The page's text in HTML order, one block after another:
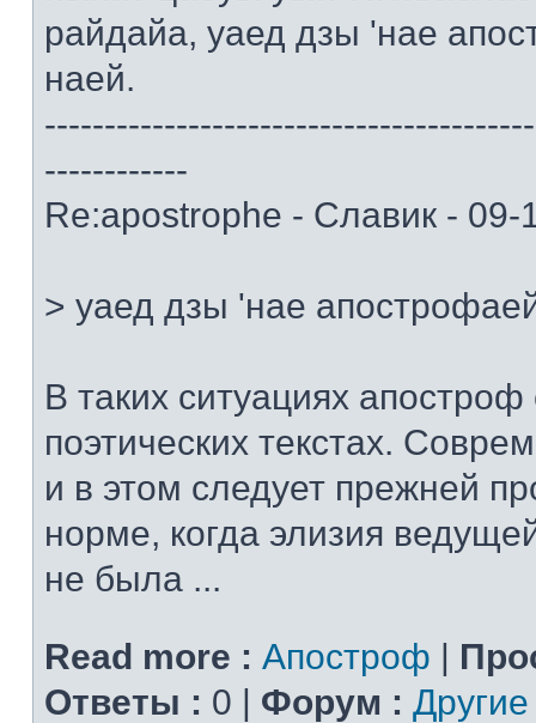
райдайа, уаед дзы 'нае
наей.
------------
Re:apostrophe - Славик - 09-
> уаед дзы 'нае
В таких ситуациях апостроф
поэтических текстах.
и в этом следует прежней
норме, когда элизия
не была ...
Read more : Апостроф |
Ответы : 0 | Форум :